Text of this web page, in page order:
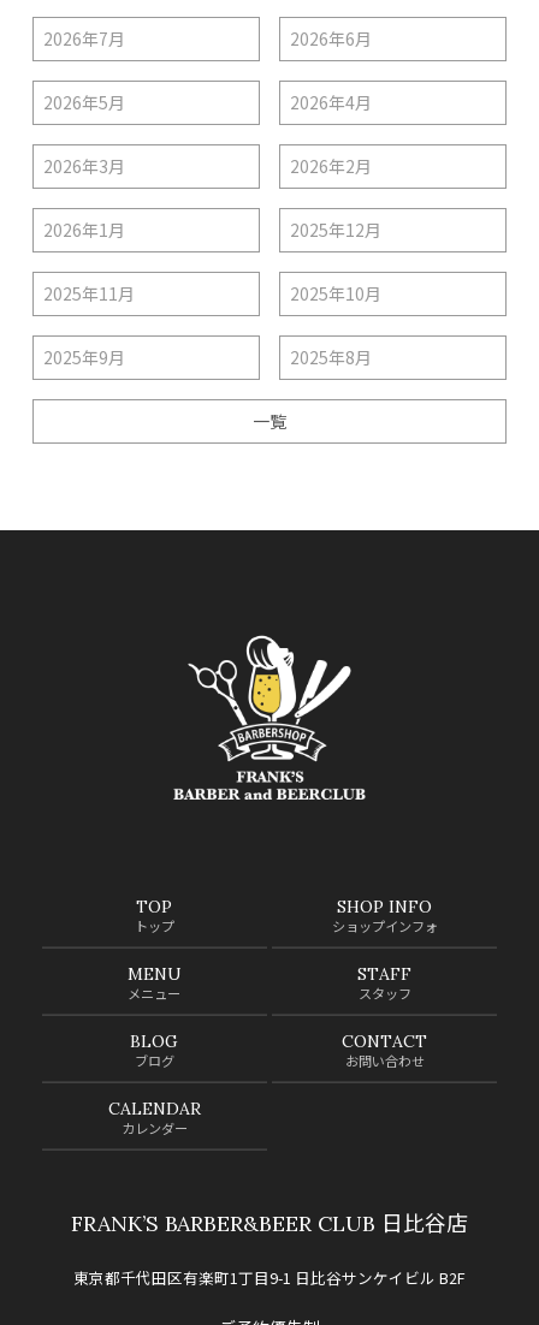
2026年7月 2026年6月
2026年5月 2026年4月
2026年3月 2026年2月
2026年1月 2025年12月
2025年11月 2025年10月
2025年9月 2025年8月
一覧
TOP
トップ
SHOP INFO
ショップインフォ
MENU
メニュー
STAFF
スタッフ
BLOG
ブログ
CONTACT
お問い合わせ
CALENDAR
カレンダー
FRANK’S BARBER&BEER CLUB 日比谷店
東京都千代田区有楽町1丁目9-1 日比谷サンケイビル B2F